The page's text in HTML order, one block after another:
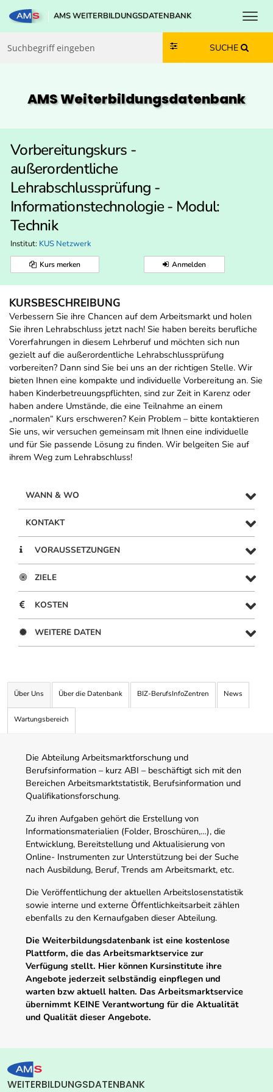
Zum Inhalt springen
Zum Navmenü springen
Zur Suche springen
Zur Footer springen
AMS WEITERBILDUNGSDATENBANK
SUCHE
AMS Weiterbildungs­datenbank
Vorbereitungskurs -
außerordentliche
Lehrabschlussprüfung -
Informationstechnologie - Modul:
Technik
Institut: KUS Netzwerk
Kurs merken Anmelden
KURSBESCHREIBUNG
Verbessern Sie ihre Chancen auf dem Arbeitsmarkt und holen
Sie ihren Lehrabschluss jetzt nach! Sie haben bereits berufliche
Vorerfahrungen in diesem Lehrberuf und möchten sich nun
gezielt auf die außerordentliche Lehrabschlussprüfung
vorbereiten? Dann sind Sie bei uns an der richtigen Stelle. Wir
bieten Ihnen eine kompakte und individuelle Vorbereitung an. Sie
haben Kinderbetreuungspflichten, sind zur Zeit in Karenz oder
haben andere Umstände, die eine Teilnahme an einem
„normalen“ Kurs erschweren? Kein Problem – bitte kontaktieren
Sie uns, wir versuchen gemeinsam mit Ihnen eine individuelle
und für Sie passende Lösung zu finden. Wir belgeiten Sie auf
ihrem Weg zum Lehrabschluss!
WANN & WO
KONTAKT
VORAUSSETZUNGEN
ZIELE
KOSTEN
WEITERE DATEN
Über Uns Über die Datenbank BIZ-BerufsInfoZentren News
Wartungsbereich
Die Abteilung Arbeitsmarktforschung und
Berufsinformation – kurz ABI – beschäftigt sich mit den
Bereichen Arbeitsmarktstatistik, Berufsinformation und
Qualifikationsforschung.
Zu ihren Aufgaben gehört die Erstellung von
Informationsmaterialien (Folder, Broschüren,…), die
Entwicklung, Bereitstellung und Aktualisierung von
Online- Instrumenten zur Unterstützung bei der Suche
nach Ausbildung, Beruf, Trends am Arbeitsmarkt, etc.
Die Veröffentlichung der aktuellen Arbeitslosenstatistik
sowie interne und externe Öffentlichkeitsarbeit zählen
ebenfalls zu den Kernaufgaben dieser Abteilung.
Die Weiterbildungsdatenbank ist eine kostenlose
Plattform, die das Arbeitsmarktservice zur
Verfügung stellt. Hier können Kursinstitute ihre
Angebote jederzeit selbständig einpflegen und
warten bzw aktuell halten. Das Arbeitsmarktservice
übernimmt KEINE Verantwortung für die Aktualität
und Qualität dieser Angebote.
WEITERBILDUNGSDATENBANK